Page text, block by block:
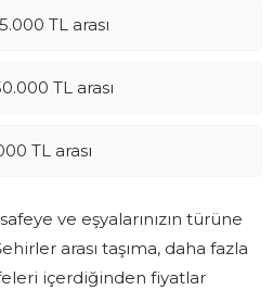
TL arası
TL arası
TL arası
ve eşyalarınızın türüne
arası taşıma, daha fazla
içerdiğinden fiyatlar